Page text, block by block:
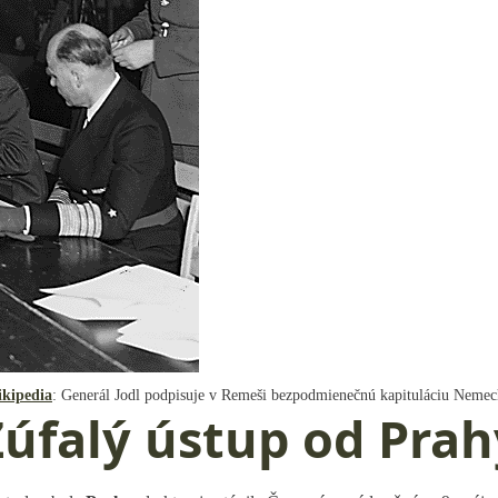
: Generál Jodl podpisuje v Remeši bezpodmienečnú kapituláciu
ústup od